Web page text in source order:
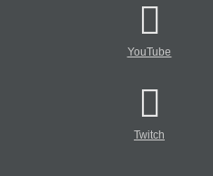
YouTube
Twitch